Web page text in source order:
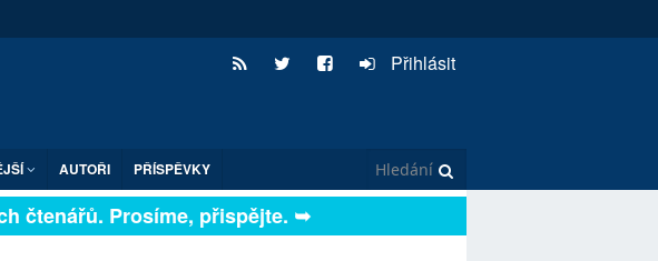
Přihlásit
AUTOŘI PŘÍSPĚVKY
Prosíme, přispějte. ➥